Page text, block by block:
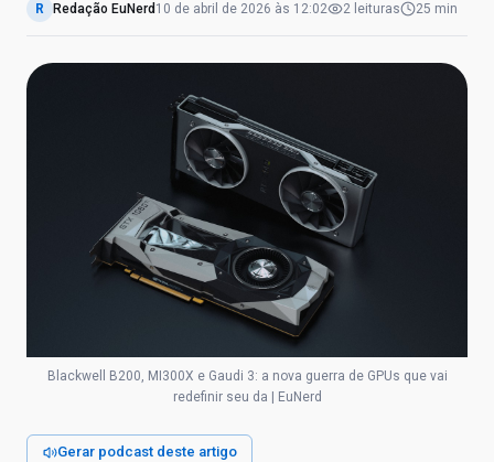
R Redação EuNerd 10 de abril de 2026 às 12:02 2 leituras 25 min
Blackwell B200, MI300X e Gaudi 3: a nova guerra de GPUs que vai
redefinir seu da | EuNerd
Gerar podcast deste artigo